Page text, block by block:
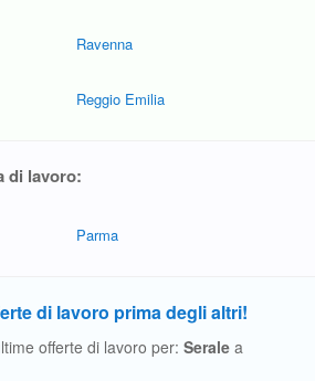
Ravenna
Reggio Emilia
di lavoro:
Parma
di lavoro prima degli altri!
offerte di lavoro per: Serale a